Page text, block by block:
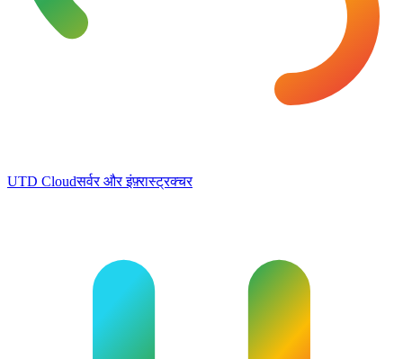
UTD Cloudसर्वर और इंफ़्रास्ट्रक्चर